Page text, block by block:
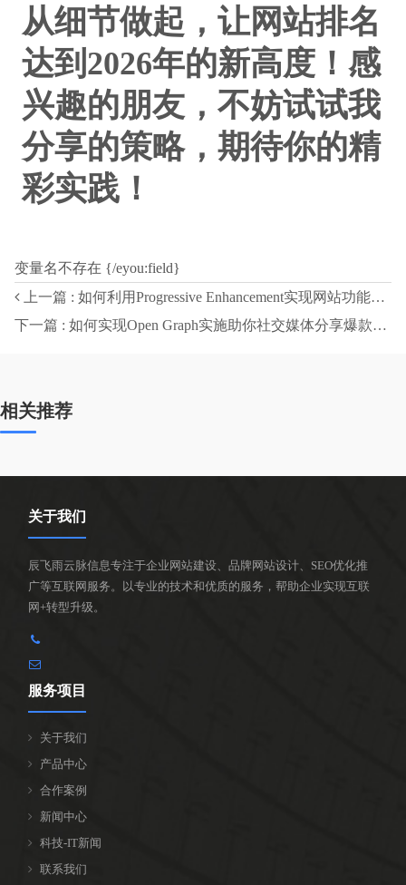
从细节做起，让网站排名
达到2026年的新高度！感
兴趣的朋友，不妨试试我
分享的策略，期待你的精
彩实践！
变量名不存在 {/eyou:field}
上一篇 : 如何利用Progressive Enhancement实现网站功能层次化升级
下一篇 : 如何实现Open Graph实施助你社交媒体分享爆款全靠它
相关推荐
关于我们
辰飞雨云脉信息专注于企业网站建设、品牌网站设计、SEO优化推
广等互联网服务。以专业的技术和优质的服务，帮助企业实现互联
网+转型升级。
服务项目
关于我们
产品中心
合作案例
新闻中心
科技-IT新闻
联系我们